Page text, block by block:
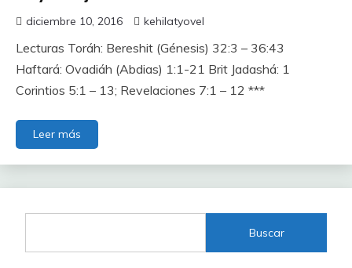
diciembre 10, 2016 kehilatyovel
Lecturas Toráh: Bereshit (Génesis) 32:3 – 36:43
Haftará: Ovadiáh (Abdias) 1:1-21 Brit Jadashá: 1
Corintios 5:1 – 13; Revelaciones 7:1 – 12 ***
Leer más
Buscar